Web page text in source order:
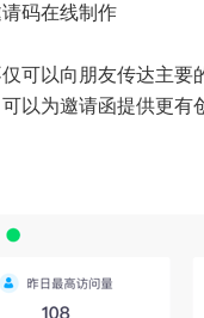
码在线制作
可以向朋友传达主
以为邀请函提供更